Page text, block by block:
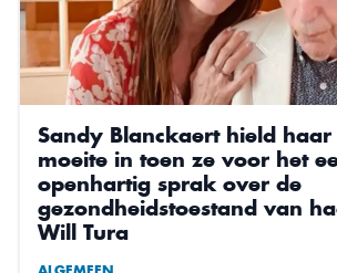
Sandy Blanckaert hield
moeite in toen ze voor het
openhartig sprak over de
gezondheidstoestand van
Will Tura